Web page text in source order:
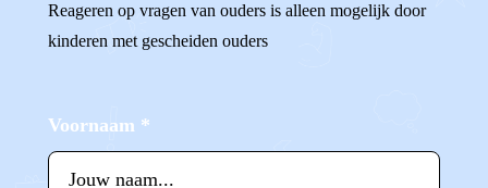
Reageren op vragen van ouders is alleen mogelijk door
kinderen met gescheiden ouders
Voornaam *